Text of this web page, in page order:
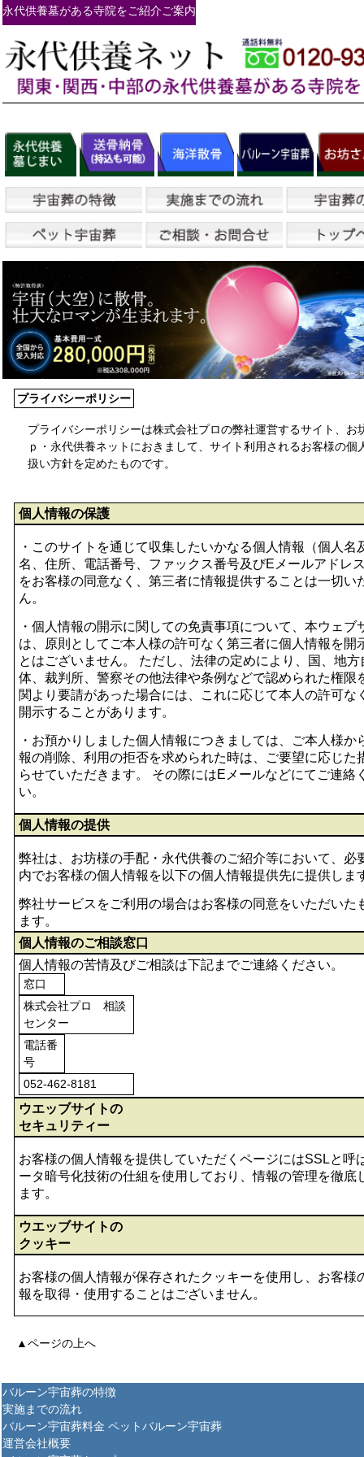
永代供養墓がある寺院をご紹介ご案内
プライバシーポリシー
プライバシーポリシーは株式会社プロの弊社運営するサイト、お
ｐ・永代供養ネットにおきまして、サイト利用されるお客様の個
扱い方針を定めたものです。
個人情報の保護
・このサイトを通じて収集したいかなる個人情報（個人名
名、住所、電話番号、ファックス番号及びEメールアドレ
をお客様の同意なく、第三者に情報提供することは一切い
ん。
・個人情報の開示に関しての免責事項について、本ウェブ
は、原則としてご本人様の許可なく第三者に個人情報を開
とはございません。 ただし、法律の定めにより、国、地方
体、裁判所、警察その他法律や条例などで認められた権限
関より要請があった場合には、これに応じて本人の許可な
開示することがあります。
・お預かりしました個人情報につきましては、ご本人様か
報の削除、利用の拒否を求められた時は、ご要望に応じた
らせていただきます。 その際にはEメールなどにてご連絡
い。
個人情報の提供
弊社は、お坊様の手配・永代供養のご紹介等において、必
内でお客様の個人情報を以下の個人情報提供先に提供しま
弊社サービスをご利用の場合はお客様の同意をいただいた
ます。
個人情報のご相談窓口
個人情報の苦情及びご相談は下記までご連絡ください。
窓口
株式会社プロ 相談
センター
電話番
号
052-462-8181
ウエッブサイトの
セキュリティー
お客様の個人情報を提供していただくページにはSSLと呼
ータ暗号化技術の仕組を使用しており、情報の管理を徹底
ます。
ウエッブサイトの
クッキー
お客様の個人情報が保存されたクッキーを使用し、お客様
報を取得・使用することはございません。
▲ページの上へ
バルーン宇宙葬の特徴
実施までの流れ
バルーン宇宙葬料金 ペットバルーン宇宙葬
運営会社概要